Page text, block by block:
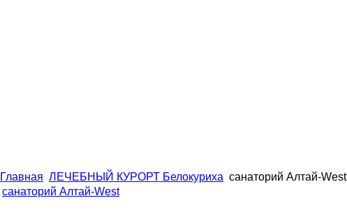
Главная ЛЕЧЕБНЫЙ КУРОРТ Белокуриха санаторий Алтай-West
санаторий Алтай-West